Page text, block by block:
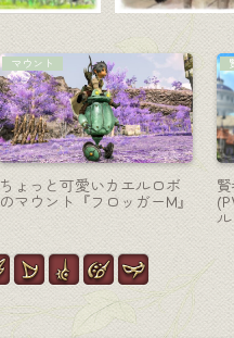
ナイト-剣盾
ナイトのアニマウェポン第
四段階・魂が通う剣と盾
アンキレー・コンダクト』